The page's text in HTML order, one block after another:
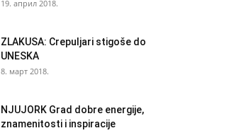
19. април 2018.
ZLAKUSA: Crepuljari stigoše do
UNESKA
8. март 2018.
NJUJORK Grad dobre energije,
znamenitosti i inspiracije